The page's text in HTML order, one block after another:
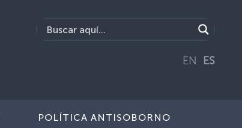
EN ES
POLÍTICA ANTISOBORNO